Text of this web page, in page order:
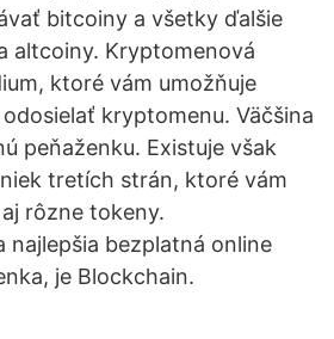
bitcoiny a všetky ďalšie
altcoiny. Kryptomenová
ktoré vám umožňuje
kryptomenu. Väčšina
peňaženku. Existuje však
tretích strán, ktoré vám
rôzne tokeny.
najlepšia bezplatná online
je Blockchain.